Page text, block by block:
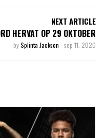
NEXT ARTICLE
HERVAT OP 29 OKTOBER
bySplinta Jackson - sep 11, 2020